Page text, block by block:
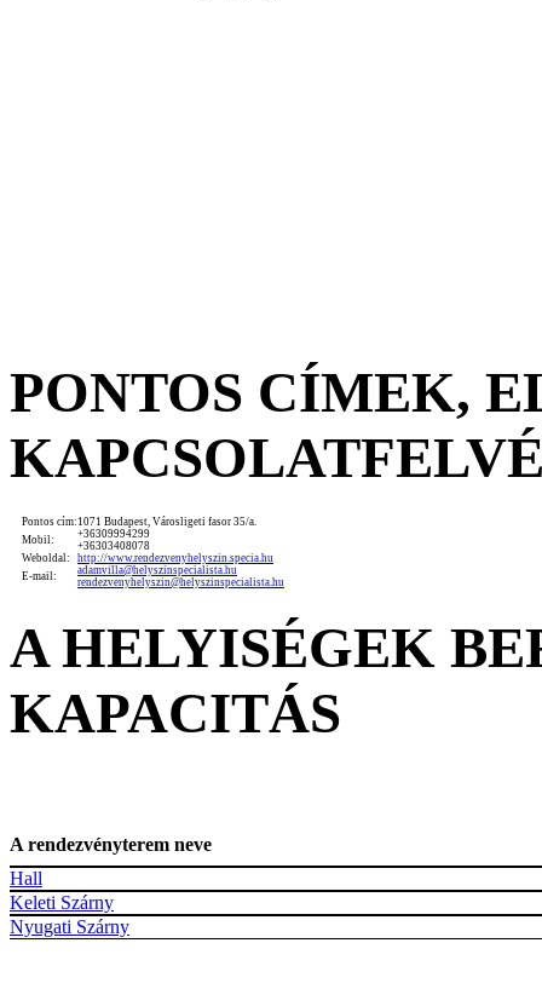
PONTOS CÍMEK,
Pontos cím: 1071 Budapest, Városligeti fasor 35/a.
Mobil:
+36309994299
+36303408078
Weboldal:
http://www.rendezvenyhelyszin.specia.hu
E-mail:
adamvilla@helyszinspecialista.hu
rendezvenyhelyszin@helyszinspecialista.hu
A HELYISÉGEK
KAPACITÁS
A rendezvényterem neve
Hall
Keleti Szárny
Nyugati Szárny